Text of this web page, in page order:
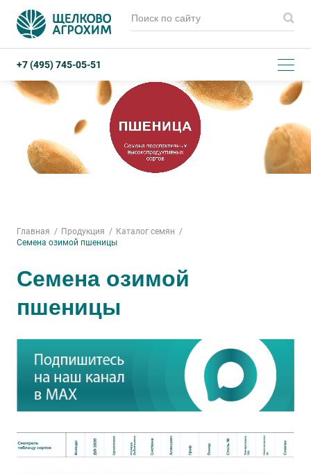
+7 (495) 745-05-51
Главная Продукция
Каталог семян
Семена озимой пшеницы
Семена озимой
пшеницы